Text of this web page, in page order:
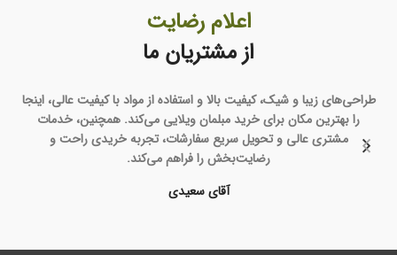
اعلام رضایت
از مشتریان ما
من خیلی خوشحالم که تاب و مبلمان ویلایی را از اینجا خریداری کردم.
طراحی‌ زیبا و باکیفیت دارن و من به همه دوستانم اینجا را برای خرید
مبلمان ویلایی توصیه می‌کنم.
خانم آذری